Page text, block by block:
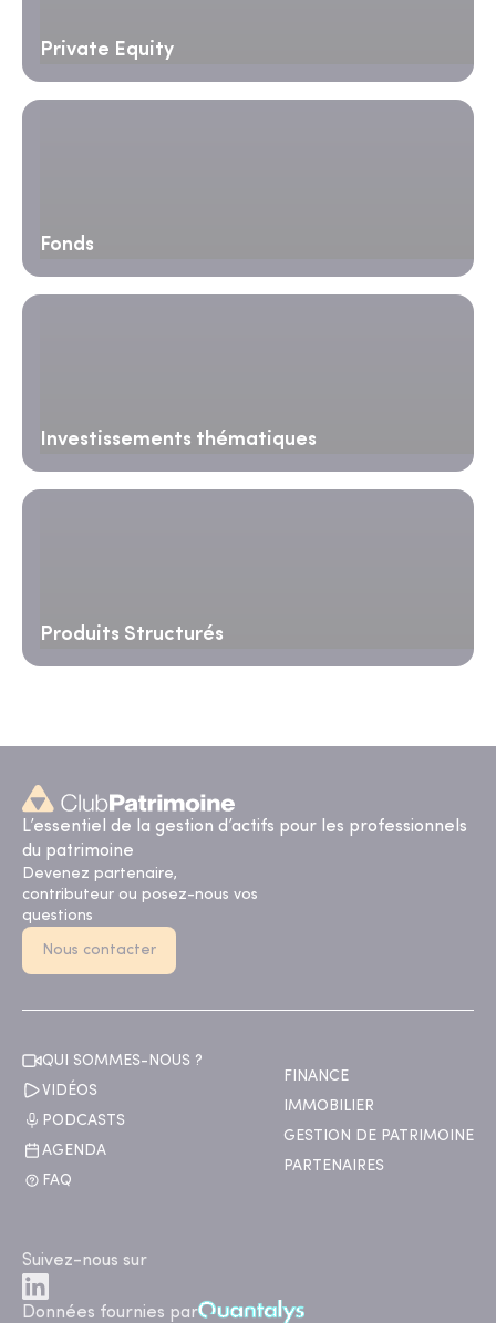
Private Equity
Fonds
Investissements thématiques
Produits Structurés
L’essentiel de la gestion d’actifs pour les professionnels
du patrimoine
Devenez partenaire,
contributeur ou posez-nous vos
questions
Nous contacter
QUI SOMMES-NOUS ?
VIDÉOS
PODCASTS
AGENDA
FAQ
FINANCE
IMMOBILIER
GESTION DE PATRIMOINE
PARTENAIRES
Suivez-nous sur
Données fournies par